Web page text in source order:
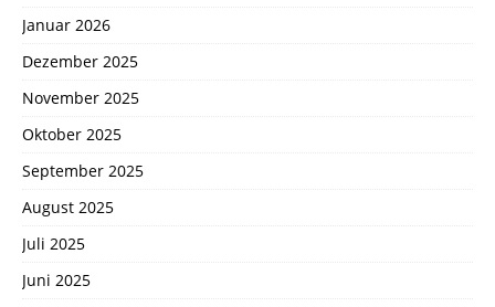
Januar 2026
Dezember 2025
November 2025
Oktober 2025
September 2025
August 2025
Juli 2025
Juni 2025